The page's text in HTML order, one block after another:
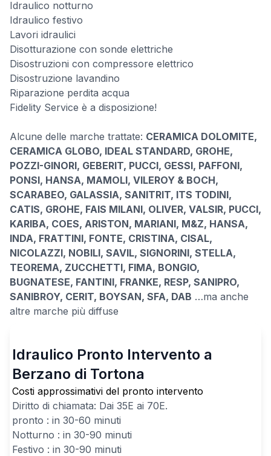
Idraulico notturno
Idraulico festivo
Lavori idraulici
Disotturazione con sonde elettriche
Disostruzioni con compressore elettrico
Disostruzione lavandino
Riparazione perdita acqua
Fidelity Service è a disposizione!
Alcune delle marche trattate: CERAMICA DOLOMITE,
CERAMICA GLOBO, IDEAL STANDARD, GROHE,
POZZI-GINORI, GEBERIT, PUCCI, GESSI, PAFFONI,
PONSI, HANSA, MAMOLI, VILEROY & BOCH,
SCARABEO, GALASSIA, SANITRIT, ITS TODINI,
CATIS, GROHE, FAIS MILANI, OLIVER, VALSIR, PUCCI,
KARIBA, COES, ARISTON, MARIANI, M&Z, HANSA,
INDA, FRATTINI, FONTE, CRISTINA, CISAL,
NICOLAZZI, NOBILI, SAVIL, SIGNORINI, STELLA,
TEOREMA, ZUCCHETTI, FIMA, BONGIO,
BUGNATESE, FANTINI, FRANKE, RESP, SANIPRO,
SANIBROY, CERIT, BOYSAN, SFA, DAB …ma anche
altre marche più diffuse
Idraulico Pronto Intervento a
Berzano di Tortona
Costi approssimativi del pronto intervento
Diritto di chiamata: Dai 35E ai 70E.
pronto : in 30-60 minuti
Notturno : in 30-90 minuti
Festivo : in 30-90 minuti